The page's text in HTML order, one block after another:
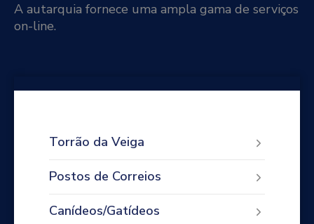
A autarquia fornece uma ampla gama de serviços
on-line.
Torrão da Veiga
Postos de Correios
Canídeos/Gatídeos